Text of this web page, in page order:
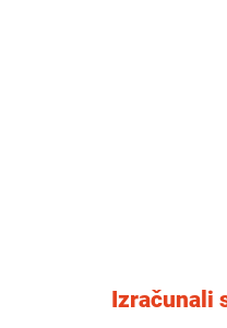
Izračunali